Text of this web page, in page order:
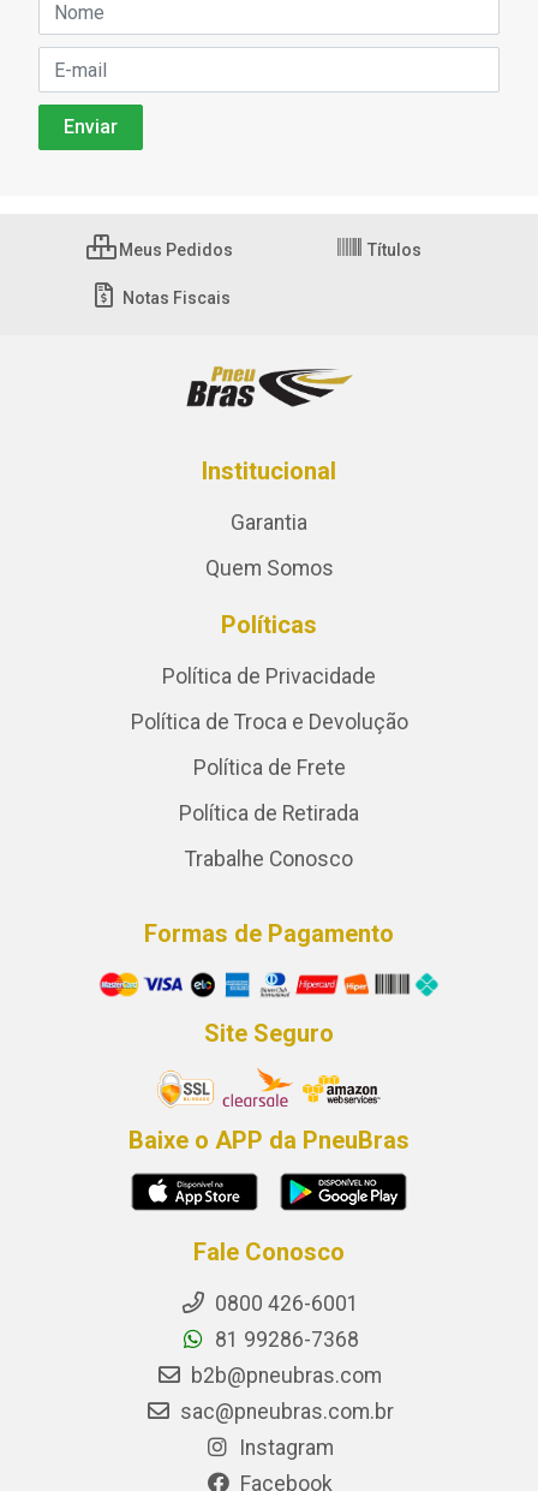
Meus Pedidos Títulos
Notas Fiscais
Institucional
Garantia
Quem Somos
Políticas
Política de Privacidade
Política de Troca e Devolução
Política de Frete
Política de Retirada
Trabalhe Conosco
Formas de Pagamento
Site Seguro
Baixe o APP da PneuBras
Fale Conosco
0800 426-6001
81 99286-7368
b2b@pneubras.com
sac@pneubras.com.br
Instagram
Facebook